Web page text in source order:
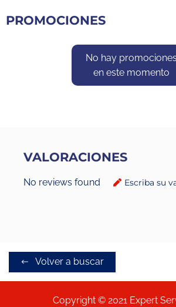
PROMOCIONES
No hay promociones
en este momento
VALORACIONES
No reviews found Escriba su
Volver a buscar
Copyright © 2021 Expert